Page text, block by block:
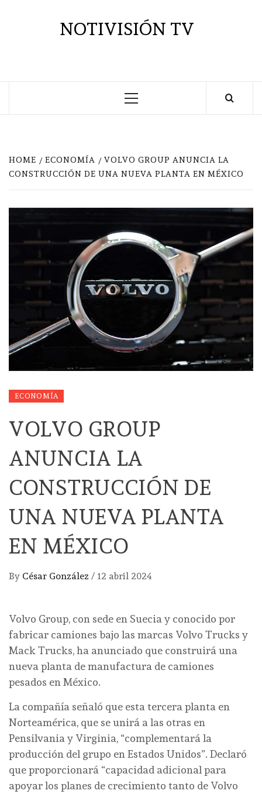
NOTIVISIÓN TV
Menú
HOME ECONOMÍA
VOLVO GROUP ANUNCIA LA
CONSTRUCCIÓN DE UNA NUEVA PLANTA EN MÉXICO
ECONOMÍA
VOLVO GROUP
ANUNCIA LA
CONSTRUCCIÓN DE
UNA NUEVA PLANTA
EN MÉXICO
By César González / 12 abril 2024
Volvo Group, con sede en Suecia y conocido por
fabricar camiones bajo las marcas Volvo Trucks y
Mack Trucks, ha anunciado que construirá una
nueva planta de manufactura de camiones
pesados en México.
La compañía señaló que esta tercera planta en
Norteamérica, que se unirá a las otras en
Pensilvania y Virginia, “complementará la
producción del grupo en Estados Unidos”. Declaró
que proporcionará “capacidad adicional para
apoyar los planes de crecimiento tanto de Volvo